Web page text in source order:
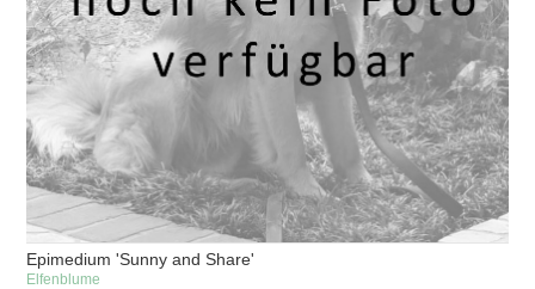
Epimedium 'Sunny and Share'
Elfenblume